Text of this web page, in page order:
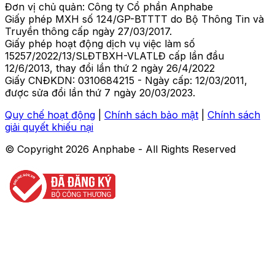
Đơn vị chủ quản: Công ty Cổ phần Anphabe
Giấy phép MXH số 124/GP-BTTTT do Bộ Thông Tin và
Truyền thông cấp ngày 27/03/2017.
Giấy phép hoạt động dịch vụ việc làm số
15257/2022/13/SLĐTBXH-VLATLĐ cấp lần đầu
12/6/2013, thay đổi lần thứ 2 ngày 26/4/2022
Giấy CNĐKDN: 0310684215 - Ngày cấp: 12/03/2011,
được sửa đổi lần thứ 7 ngày 20/03/2023.
Quy chế hoạt động
Chính sách bảo mật
Chính sách
giải quyết khiếu nại
© Copyright 2026 Anphabe - All Rights Reserved